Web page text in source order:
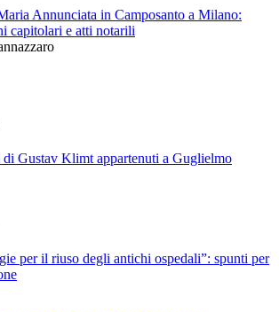
Annunciata in Camposanto a Milano:
capitolari e atti notarili
Gustav Klimt appartenuti a Guglielmo
per il riuso degli antichi ospedali”: spunti per